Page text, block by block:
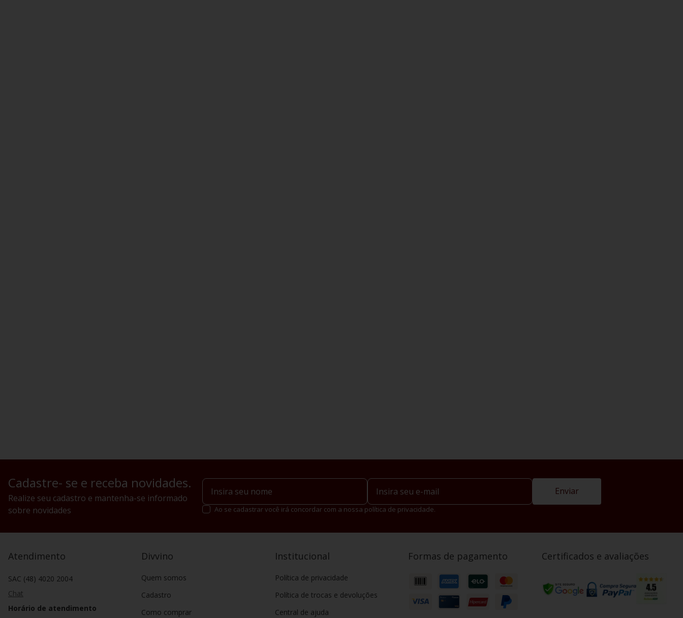
Cadastre- se e receba novidades.
Realize seu cadastro e mantenha-se informado
sobre novidades
Enviar
Ao se cadastrar você irá concordar com a nossa política de privacidade.
Atendimento
SAC (48) 4020 2004
Chat
Horário de atendimento
Divvino
Quem somos
Cadastro
Como comprar
Institucional
Política de privacidade
Política de trocas e devoluções
Central de ajuda
Formas de pagamento Certificados e avaliações